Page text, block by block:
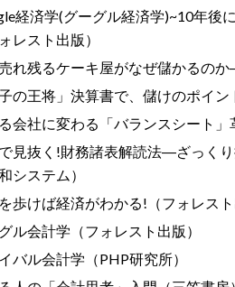
経済学(グーグル経済学)~10年後
レスト出版）
れ残るケーキ屋がなぜ儲かるの
子の王将」決算書で、儲けのポイ
会社に変わる「バランスシート」
見抜く!財務諸表解読法―ざっく
システム）
歩けば経済がわかる!（フォレスト
ル会計学（フォレスト出版）
バル会計学（PHP研究所）